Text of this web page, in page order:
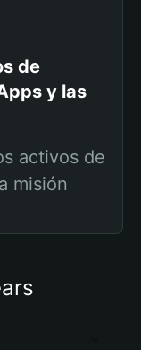
de
y las
activos de
misión